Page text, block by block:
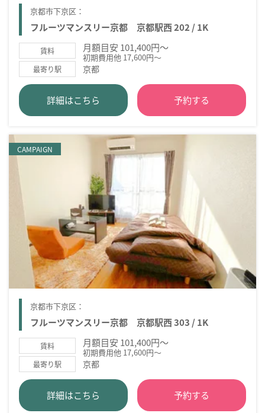
京都市下京区：
フルーツマンスリー京都 京都駅西 202 / 1K
賃料 月額目安 101,400円～
初期費用他 17,600円～
最寄り駅 京都
詳細はこちら 予約する
CAMPAIGN
京都市下京区：
フルーツマンスリー京都 京都駅西 303 / 1K
賃料 月額目安 101,400円～
初期費用他 17,600円～
最寄り駅 京都
詳細はこちら 予約する